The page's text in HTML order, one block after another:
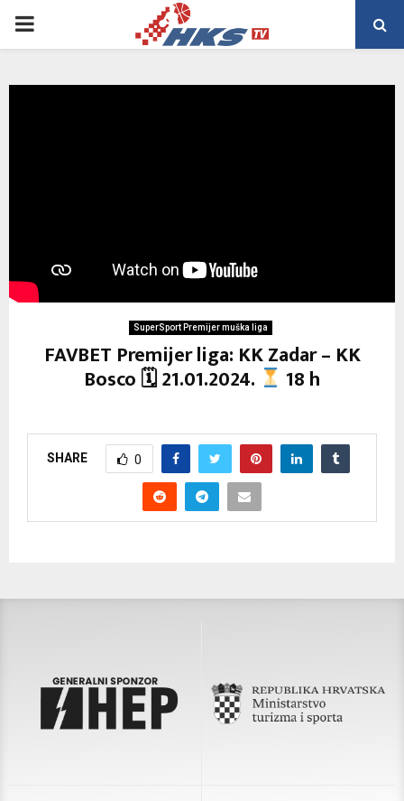
PRIMARY
SuperSport Premijer muška liga
FAVBET Premijer liga: KK Zadar – KK
Bosco 🗓 21.01.2024. 18 h
SHARE 0